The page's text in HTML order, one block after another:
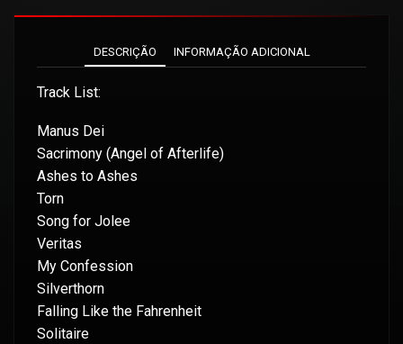
DESCRIÇÃO INFORMAÇÃO ADICIONAL
Track List:
Manus Dei
Sacrimony (Angel of Afterlife)
Ashes to Ashes
Torn
Song for Jolee
Veritas
My Confession
Silverthorn
Falling Like the Fahrenheit
Solitaire